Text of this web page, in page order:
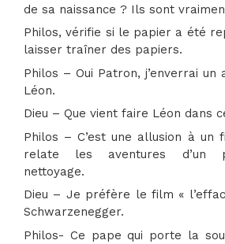
de sa naissance ? Ils sont
Philos, vérifie si le papier a été
laisser traîner des papiers.
Philos – Oui Patron, j’enverrai un
Léon.
Dieu – Que vient faire Léon dans
Philos – C’est une allusion à un
relate les aventures d’un
nettoyage.
Dieu – Je préfère le film «
Schwarzenegger.
Philos- Ce pape qui porte la